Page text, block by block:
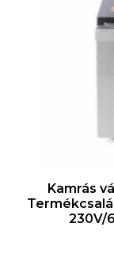
Kamrás
230V/